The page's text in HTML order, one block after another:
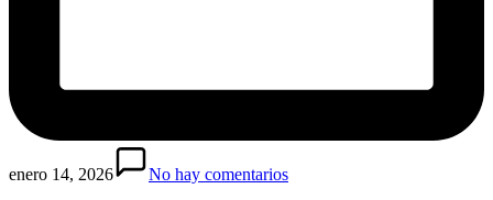
enero 14, 2026
No hay comentarios